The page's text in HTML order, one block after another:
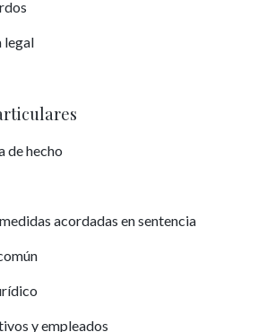
legal
de hecho
acordadas en sentencia
y empleados